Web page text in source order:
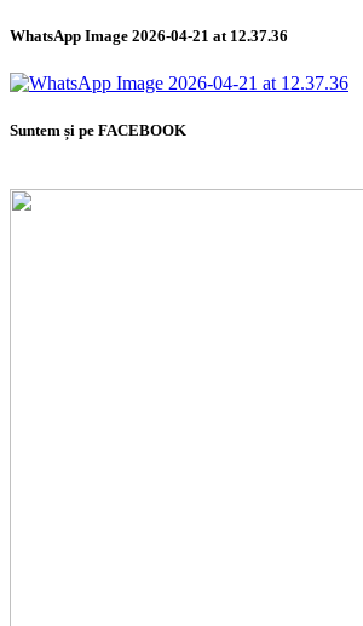
WhatsApp Image 2026-04-21 at 12.37.36
Suntem și pe FACEBOOK